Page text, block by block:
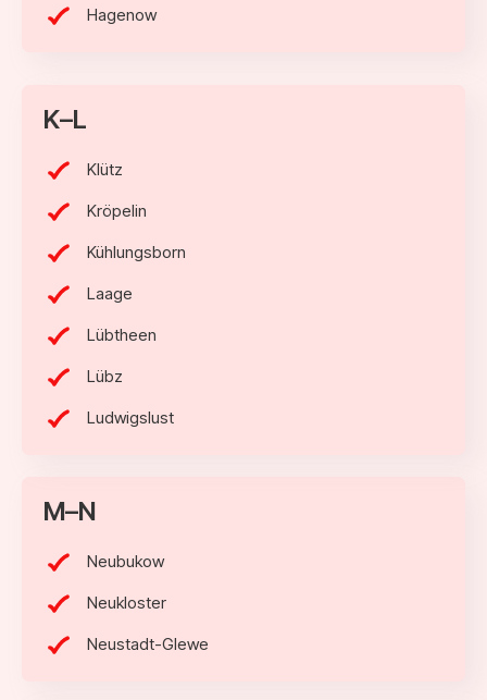
Hagenow
K–L
Klütz
Kröpelin
Kühlungsborn
Laage
Lübtheen
Lübz
Ludwigslust
M–N
Neubukow
Neukloster
Neustadt-Glewe